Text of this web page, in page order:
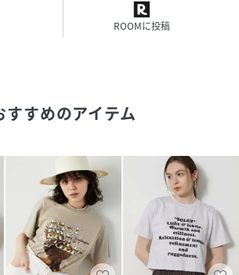
プルです。実際の商品と仕様、加工が若
ます。
スマートフォンのモニター環境などによ
ROOMに投稿
すすめのアイテム